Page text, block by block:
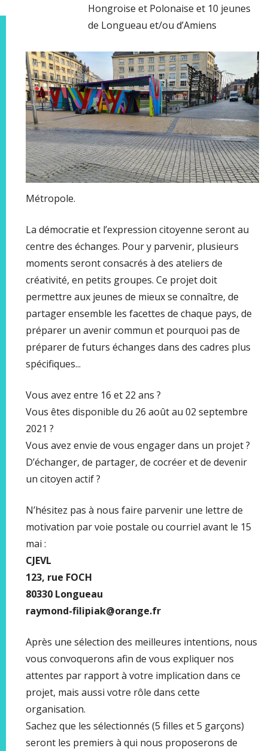
Hongroise et Polonaise et 10 jeunes
de Longueau et/ou d’Amiens
Métropole.
La démocratie et l’expression citoyenne seront au
centre des échanges. Pour y parvenir, plusieurs
moments seront consacrés à des ateliers de
créativité, en petits groupes. Ce projet doit
permettre aux jeunes de mieux se connaître, de
partager ensemble les facettes de chaque pays, de
préparer un avenir commun et pourquoi pas de
préparer de futurs échanges dans des cadres plus
spécifiques...
Vous avez entre 16 et 22 ans ?
Vous êtes disponible du 26 août au 02 septembre
2021 ?
Vous avez envie de vous engager dans un projet ?
D’échanger, de partager, de cocréer et de devenir
un citoyen actif ?
N’hésitez pas à nous faire parvenir une lettre de
motivation par voie postale ou courriel avant le 15
mai :
CJEVL
123, rue FOCH
80330 Longueau
raymond-filipiak@orange.fr
Après une sélection des meilleures intentions, nous
vous convoquerons afin de vous expliquer nos
attentes par rapport à votre implication dans ce
projet, mais aussi votre rôle dans cette
organisation.
Sachez que les sélectionnés (5 filles et 5 garçons)
seront les premiers à qui nous proposerons de